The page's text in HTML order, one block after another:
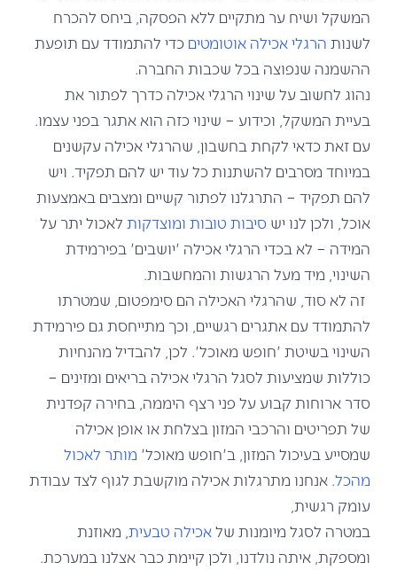
המשקל ושיח ער מתקיים ללא הפסקה, ביחס להכרח
לשנות הרגלי אכילה אוטומטים כדי להתמודד עם תופעת
ההשמנה שנפוצה בכל שכבות החברה.
נהוג לחשוב על שינוי הרגלי אכילה כדרך לפתור את
בעיית המשקל, וכידוע – שינוי כזה הוא אתגר בפני עצמו.
עם זאת כדאי לקחת בחשבון, שהרגלי אכילה עקשנים
במיוחד מסרבים להשתנות כל עוד יש להם תפקיד. ויש
להם תפקיד – התרגלנו לפתור קשיים ומצבים באמצעות
אוכל, ולכן לנו יש סיבות טובות ומוצדקות לאכול יתר על
המידה – לא בכדי הרגלי אכילה 'יושבים' בפירמידת
השינוי, מיד מעל הרגשות והמחשבות.
זה לא סוד, שהרגלי האכילה הם סימפטום, שמטרתו
להתמודד עם אתגרים רגשיים, וכך מתייחסת גם פירמידת
השינוי בשיטת 'חופש מאוכל'. לכן, להבדיל מהנחיות
כוללות שמציעות לסגל הרגלי אכילה בריאים ומזינים –
סדר ארוחות קבוע על פני רצף היממה, בחירה קפדנית
של תפריטים והרכבי המזון בצלחת או אופן אכילה
שמסייע בעיכול המזון, ב'חופש מאוכל' מותר לאכול
מהכל. אנחנו מתרגלות אכילה מוקשבת לגוף לצד עבודת
עומק רגשית,
במטרה לסגל מיומנות שלאכילה טבעית , מאוזנת
ומספקת, איתה נולדנו, ולכן קיימת כבר אצלנו במערכת.